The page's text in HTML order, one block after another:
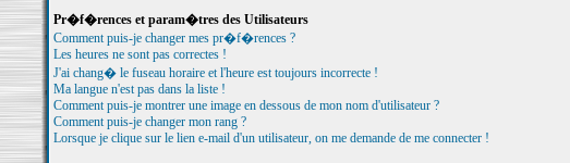
Pr�f�rences et param�tres des Utilisateurs
Comment puis-je changer mes pr�f�rences ?
Les heures ne sont pas correctes !
J'ai chang� le fuseau horaire et l'heure est toujours incorrecte !
Ma langue n'est pas dans la liste !
Comment puis-je montrer une image en dessous de mon nom d'utilisateur ?
Comment puis-je changer mon rang ?
Lorsque je clique sur le lien e-mail d'un utilisateur, on me demande de me connecter !